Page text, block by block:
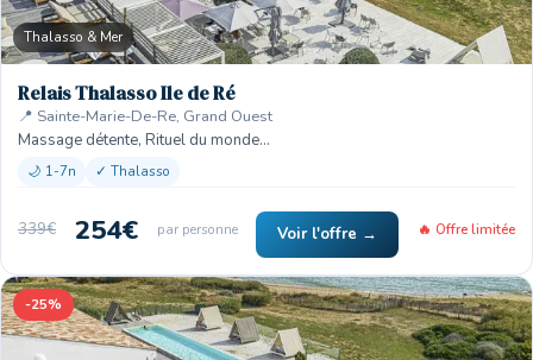
Thalasso & Mer
Relais Thalasso Ile de Ré
📍 Sainte-Marie-De-Re, Grand Ouest
Massage détente, Rituel du monde…
🌙 1-7n ✓ Thalasso
339€ 254€ par personne Voir l'offre → 🔥 Offre limitée
-25%